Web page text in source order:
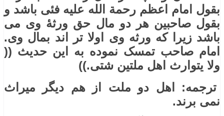
بقول امام اعظم رحمة الله علیه فئی باشد و
بقول صاحبین هر دو مال حق ورثۀ وی می
باشد زیرا که ورثه وی اولا تر اند بمال وی.
امام صاحب تمسک نموده به این حدیث ((
ولا یتوارث اهل ملتین شتی.))
ترجمه: اهل دو ملت از هم دیگر میراث
نمی برند.